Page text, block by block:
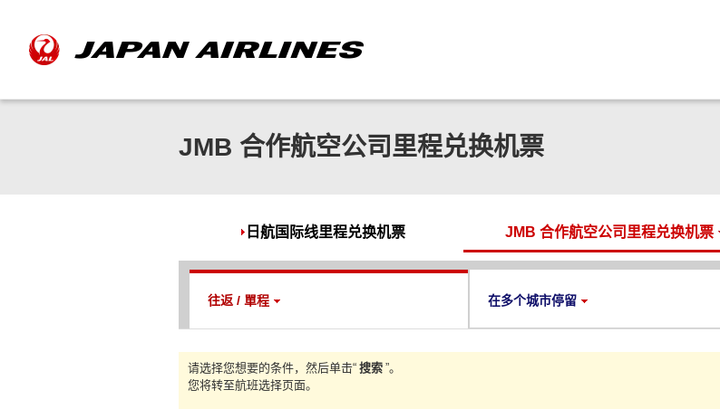
JMB 合作航空公司里程兑换机票
日航国际线里程兑换机票 JMB 合作航空公司里程兑换机票
往返 / 單程 在多个城市停留
请选择您想要的条件，然后单击“ 搜索 ”。
您将转至航班选择页面。